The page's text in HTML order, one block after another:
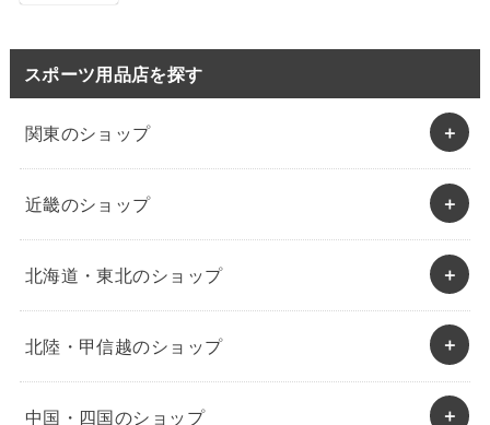
スポーツ用品店を探す
関東のショップ
近畿のショップ
北海道・東北のショップ
北陸・甲信越のショップ
中国・四国のショップ